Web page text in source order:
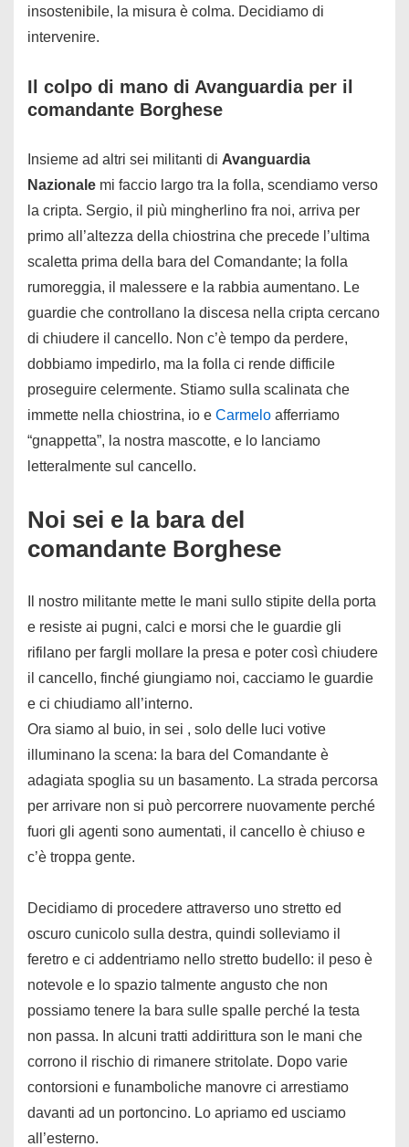
insostenibile, la misura è colma. Decidiamo di
intervenire.
Il colpo di mano di Avanguardia per il
comandante Borghese
Insieme ad altri sei militanti di Avanguardia
Nazionale mi faccio largo tra la folla, scendiamo verso
la cripta. Sergio, il più mingherlino fra noi, arriva per
primo all’altezza della chiostrina che precede l’ultima
scaletta prima della bara del Comandante; la folla
rumoreggia, il malessere e la rabbia aumentano. Le
guardie che controllano la discesa nella cripta cercano
di chiudere il cancello. Non c’è tempo da perdere,
dobbiamo impedirlo, ma la folla ci rende difficile
proseguire celermente. Stiamo sulla scalinata che
immette nella chiostrina, io e Carmelo afferriamo
“gnappetta”, la nostra mascotte, e lo lanciamo
letteralmente sul cancello.
Noi sei e la bara del
comandante Borghese
Il nostro militante mette le mani sullo stipite della porta
e resiste ai pugni, calci e morsi che le guardie gli
rifilano per fargli mollare la presa e poter così chiudere
il cancello, finché giungiamo noi, cacciamo le guardie
e ci chiudiamo all’interno.
Ora siamo al buio, in sei , solo delle luci votive
illuminano la scena: la bara del Comandante è
adagiata spoglia su un basamento. La strada percorsa
per arrivare non si può percorrere nuovamente perché
fuori gli agenti sono aumentati, il cancello è chiuso e
c’è troppa gente.
Decidiamo di procedere attraverso uno stretto ed
oscuro cunicolo sulla destra, quindi solleviamo il
feretro e ci addentriamo nello stretto budello: il peso è
notevole e lo spazio talmente angusto che non
possiamo tenere la bara sulle spalle perché la testa
non passa. In alcuni tratti addirittura son le mani che
corrono il rischio di rimanere stritolate. Dopo varie
contorsioni e funamboliche manovre ci arrestiamo
davanti ad un portoncino. Lo apriamo ed usciamo
all’esterno.